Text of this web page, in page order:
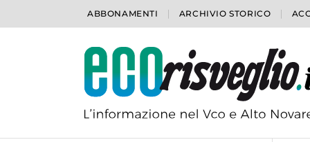
ABBONAMENTI ARCHIVIO STORICO